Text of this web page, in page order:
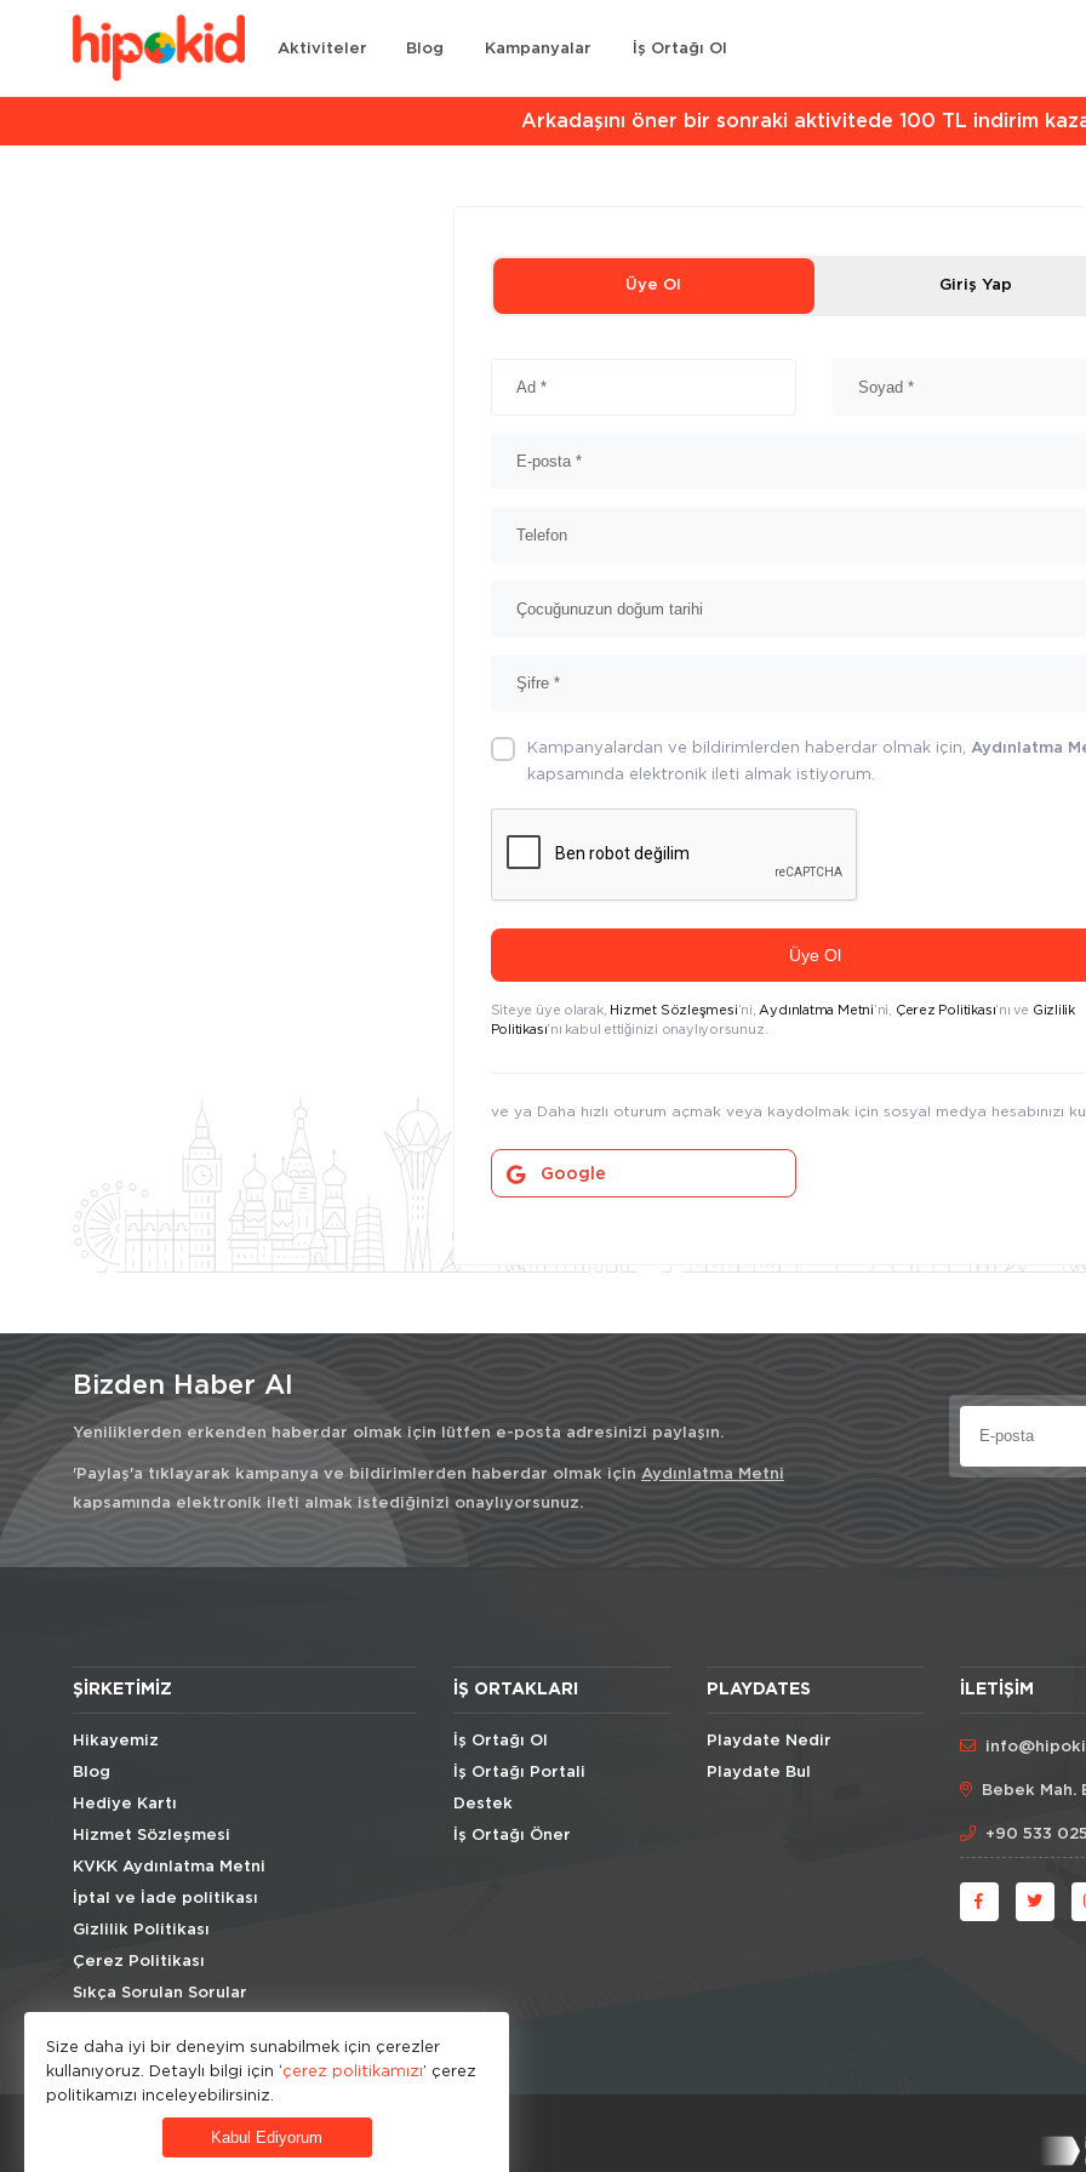
Aktiviteler Blog Kampanyalar İş Ortağı Ol
Arkadaşını öner bir sonraki aktivitede 100 TL indirim
Üye Ol Giriş Yap
Kampanyalardan ve bildirimlerden haberdar olmak için, Aydınlatma
kapsamında elektronik ileti almak istiyorum.
Üye Ol
Siteye üye olarak, Hizmet Sözleşmesi’ni, Aydınlatma Metni’ni, Çerez Politikası’nı ve Gizlilik
Politikası’nı kabul ettiğinizi onaylıyorsunuz.
ve ya Daha hızlı oturum açmak veya kaydolmak için sosyal medya hesabınızı
Google
Bizden Haber Al
Yeniliklerden erkenden haberdar olmak için lütfen e-posta adresinizi paylaşın.
'Paylaş'a tıklayarak kampanya ve bildirimlerden haberdar olmak için Aydınlatma Metni
kapsamında elektronik ileti almak istediğinizi onaylıyorsunuz.
ŞIRKETIMIZ
Hikayemiz
Blog
Hediye Kartı
Hizmet Sözleşmesi
KVKK Aydınlatma Metni
İptal ve İade politikası
Gizlilik Politikası
Çerez Politikası
Sıkça Sorulan Sorular
İŞ ORTAKLARI
İş Ortağı Ol
İş Ortağı Portali
Destek
İş Ortağı Öner
PLAYDATES
Playdate Nedir
Playdate Bul
İLETIŞIM
Bebek Mah.
+90 533
© HipoKid 2026 . All rights reserved.
Size daha iyi bir deneyim sunabilmek için çerezler
kullanıyoruz. Detaylı bilgi için ‘çerez politikamızı’ çerez
politikamızı inceleyebilirsiniz.
Kabul Ediyorum